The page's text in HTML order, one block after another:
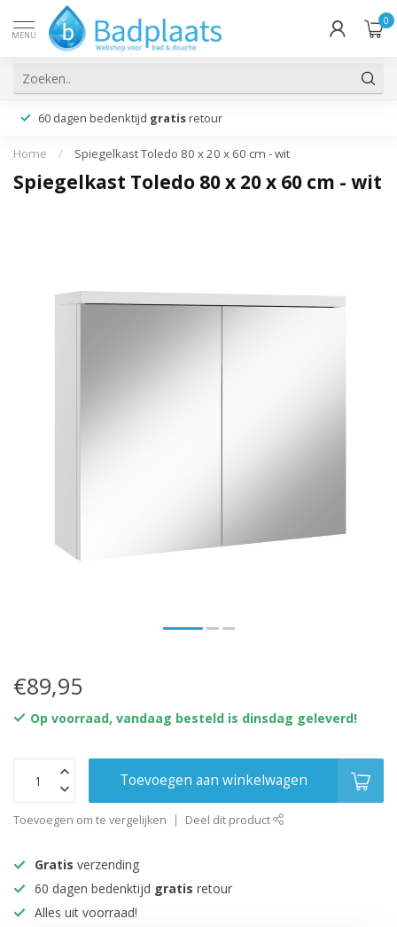
MENU
0
60 dagen bedenktijd gratis retour
Home / Spiegelkast Toledo 80 x 20 x 60 cm - wit
Spiegelkast Toledo 80 x 20 x 60 cm - wit
€89,95
Op voorraad, vandaag besteld is dinsdag geleverd!
Toevoegen aan winkelwagen
Toevoegen om te vergelijken Deel dit product
Gratis verzending
60 dagen bedenktijd gratis retour
Alles uit voorraad!